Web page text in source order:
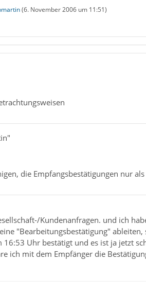
(6. November 2006 um 11:51)
die Empfangsbestätigungen nur
Kundenanfragen. und ich
"Bearbeitungsbestätigung"
16:53 Uhr bestätigt und es ist ja jetzt
ich mit dem Empfänger die